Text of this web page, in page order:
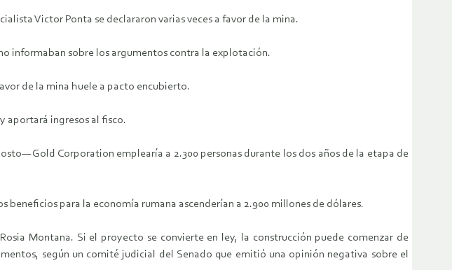
Victor Ponta se declararon varias veces a favor de la mina.
informaban sobre los argumentos contra la explotación.
de la mina huele a pacto encubierto.
aportará ingresos al fisco.
Gold Corporation emplearía a 2.300 personas durante los dos años de la etapa de
para la economía rumana ascenderían a 2.900 millones de dólares.
Montana. Si el proyecto se convierte en ley, la construcción puede comenzar de
según un comité judicial del Senado que emitió una opinión negativa sobre el